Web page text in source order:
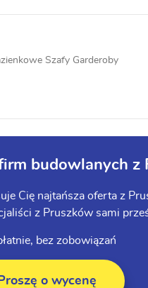
Szafy Garderoby
budowlanych z
Cię najtańsza oferta z
z Pruszków sami
bez zobowiązań
o wycenę